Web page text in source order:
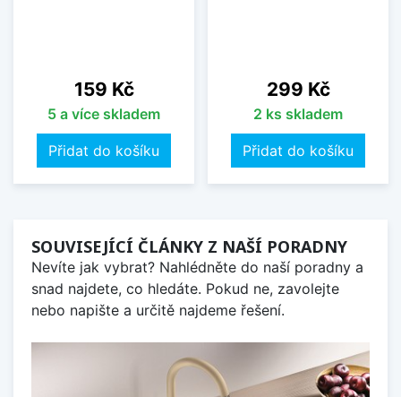
Cena
159 Kč
5 a více skladem
Přidat do košíku
Cena
299 Kč
2 ks skladem
Přidat do košíku
SOUVISEJÍCÍ ČLÁNKY Z NAŠÍ PORADNY
Nevíte jak vybrat? Nahlédněte do naší poradny a
snad najdete, co hledáte. Pokud ne, zavolejte
nebo napište a určitě najdeme řešení.